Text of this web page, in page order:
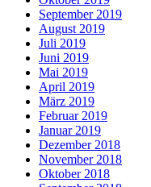
September 2019
August 2019
Juli 2019
Juni 2019
Mai 2019
April 2019
März 2019
Februar 2019
Januar 2019
Dezember 2018
November 2018
Oktober 2018